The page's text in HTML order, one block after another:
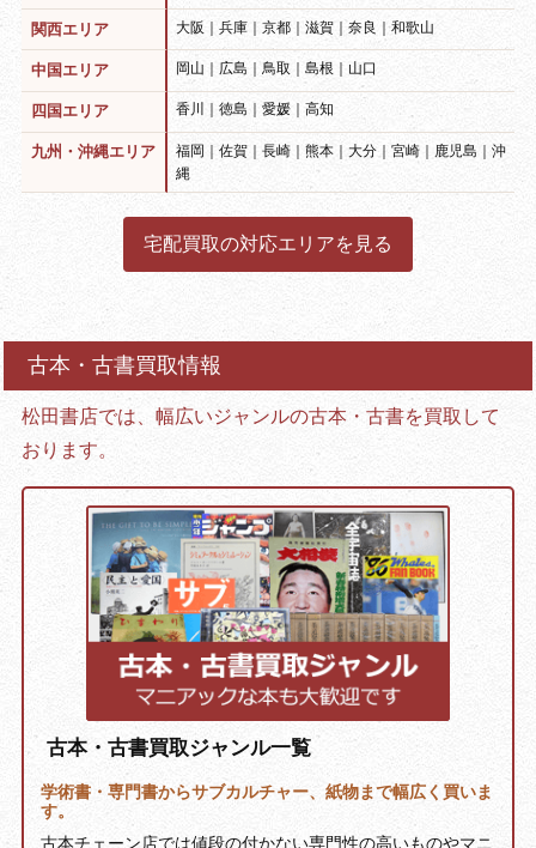
関西エリア 大阪｜兵庫｜京都｜滋賀｜奈良｜和歌山
中国エリア 岡山｜広島｜鳥取｜島根｜山口
四国エリア 香川｜徳島｜愛媛｜高知
九州・沖縄エリア
福岡｜佐賀｜長崎｜熊本｜大分｜宮崎｜鹿児島｜沖
縄
宅配買取の対応エリアを見る
古本・古書買取情報
松田書店では、幅広いジャンルの古本・古書を買取して
おります。
古本・古書買取ジャンル一覧
学術書・専門書からサブカルチャー、紙物まで幅広く買いま
す。
古本チェーン店では値段の付かない専門性の高いものやマニ